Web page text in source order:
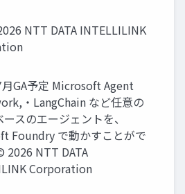
NTT DATA INTELLILINK
GA予定 Microsoft Agent
・LangChain など任意の
スのエージェントを、
Foundry で動かすことがで
2026 NTT DATA
Corporation